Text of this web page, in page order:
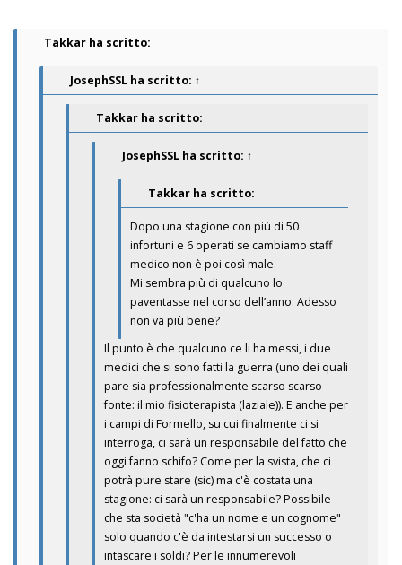
Takkar ha scritto:
JosephSSL ha scritto: ↑
Takkar ha scritto:
JosephSSL ha scritto: ↑
Takkar ha scritto:
Dopo una stagione con più di 50
infortuni e 6 operati se cambiamo staff
medico non è poi così male.
Mi sembra più di qualcuno lo
paventasse nel corso dell’anno. Adesso
non va più bene?
Il punto è che qualcuno ce li ha messi, i due
medici che si sono fatti la guerra (uno dei quali
pare sia professionalmente scarso scarso -
fonte: il mio fisioterapista (laziale)). E anche per
i campi di Formello, su cui finalmente ci si
interroga, ci sarà un responsabile del fatto che
oggi fanno schifo? Come per la svista, che ci
potrà pure stare (sic) ma c'è costata una
stagione: ci sarà un responsabile? Possibile
che sta società "c'ha un nome e un cognome"
solo quando c'è da intestarsi un successo o
intascare i soldi? Per le innumerevoli